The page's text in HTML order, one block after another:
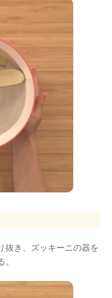
抜き、ズッキーニの器を